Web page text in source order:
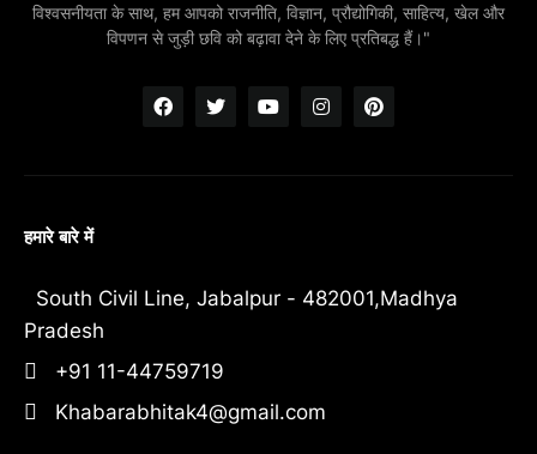
विश्वसनीयता के साथ, हम आपको राजनीति, विज्ञान, प्रौद्योगिकी, साहित्य, खेल और
विपणन से जुड़ी छवि को बढ़ावा देने के लिए प्रतिबद्ध हैं।"
हमारे बारे में
South Civil Line, Jabalpur - 482001,Madhya
Pradesh
+91 11-44759719
Khabarabhitak4@gmail.com